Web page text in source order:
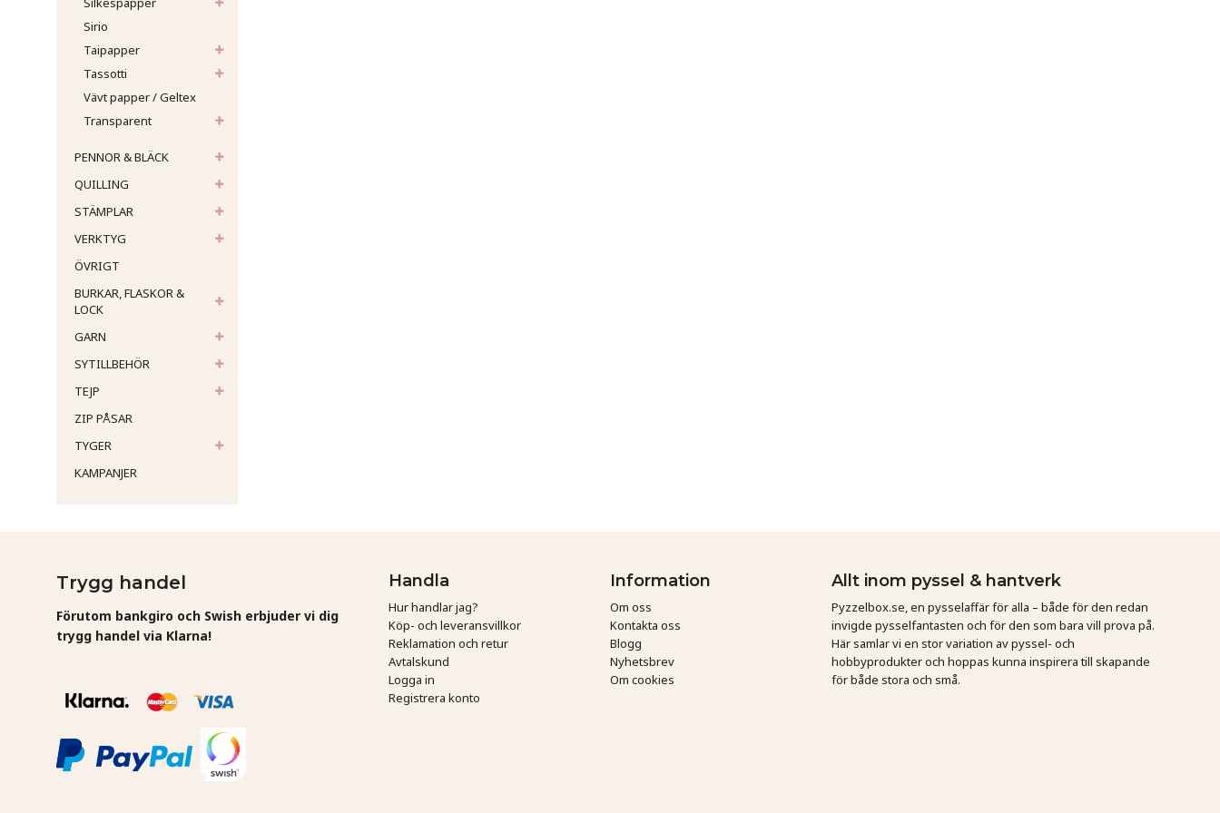
Sirio
Taipapper
Tassotti
Vävt papper / Geltex
Transparent
PENNOR & BLÄCK
QUILLING
STÄMPLAR
VERKTYG
ÖVRIGT
BURKAR, FLASKOR &
LOCK
GARN
SYTILLBEHÖR
TEJP
ZIP PÅSAR
TYGER
KAMPANJER
Trygg handel
Förutom bankgiro och Swish erbjuder vi dig
trygg handel via Klarna!
Handla
Hur handlar jag?
Köp- och leveransvillkor
Reklamation och retur
Avtalskund
Logga in
Registrera konto
Information
Om oss
Kontakta oss
Blogg
Nyhetsbrev
Om cookies
Allt inom pyssel & hantverk
Pyzzelbox.se, en pysselaffär för alla – både för den redan
invigde pysselfantasten och för den som bara vill prova på.
Här samlar vi en stor variation av pyssel- och
hobbyprodukter och hoppas kunna inspirera till skapande
för både stora och små.